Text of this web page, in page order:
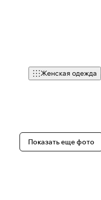
Женская одежда
Показать еще фото